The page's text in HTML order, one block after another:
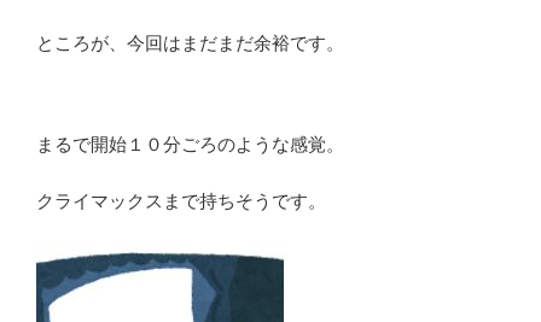
ところが、今回はまだまだ余裕です。
まるで開始１０分ごろのような感覚。
クライマックスまで持ちそうです。